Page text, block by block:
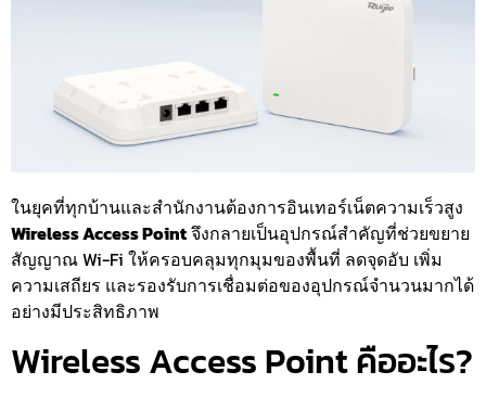
ในยุคที่ทุกบ้านและสำนักงานต้องการอินเทอร์เน็ตความเร็วสูง
Wireless Access Pointจึงกลายเป็นอุปกรณ์สำคัญที่ช่วยขยาย
สัญญาณ Wi-Fi ให้ครอบคลุมทุกมุมของพื้นที่ ลดจุดอับ เพิ่ม
ความเสถียร และรองรับการเชื่อมต่อของอุปกรณ์จำนวนมากได้
อย่างมีประสิทธิภาพ
Wireless Access Point คืออะไร?